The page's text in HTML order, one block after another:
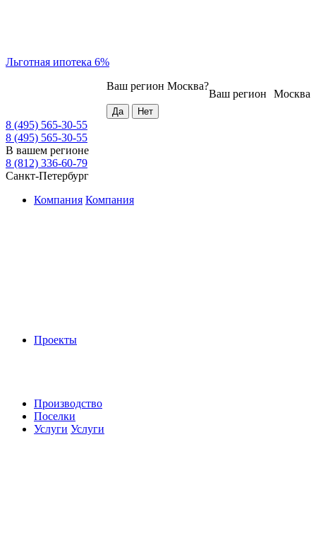
Льготная ипотека 6%
Москва
Ваш регион
Ваш регион Москва?
8 (495) 565-30-55
8 (495) 565-30-55
В вашем регионе
8 (812) 336-60-79
Санкт-Петербург
Компания Компания
Проекты
Производство
Поселки
Услуги Услуги